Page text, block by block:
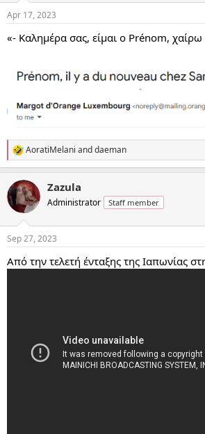
s
Apr 17, 2023
«- Καλημέρα σας, είμαι ο Prénom,
R
e
c
t
i
s
AoratiMelani anddaeman
Zazula
Administrator Staff member
Sep 27, 2023
Από την τελετή ένταξης της Ιαπωνίας